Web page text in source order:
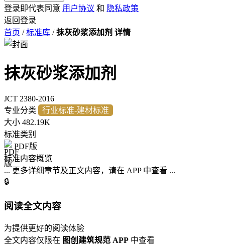
登录即代表同意 用户协议 和 隐私政策
返回登录
首页 / 标准库 / 抹灰砂浆添加剂 详情
抹灰砂浆添加剂
JCT 2380-2016
专业分类
行业标准-建材标准
大小 482.19K
标准类别
PDF版
标准内容概览
... 更多详细章节及正文内容，请在 APP 中查看 ...
🔒
阅读全文内容
为提供更好的阅读体验
全文内容仅限在 图创建筑规范 APP 中查看